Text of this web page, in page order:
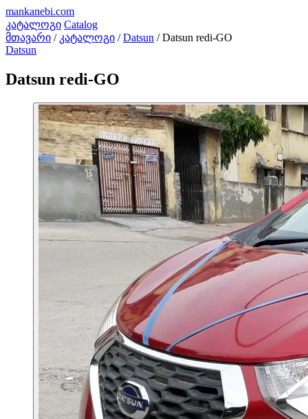
mankanebi.com
კატალოგი Catalog
მთავარი / კატალოგი / Datsun / Datsun redi-GO
Datsun
Datsun redi-GO